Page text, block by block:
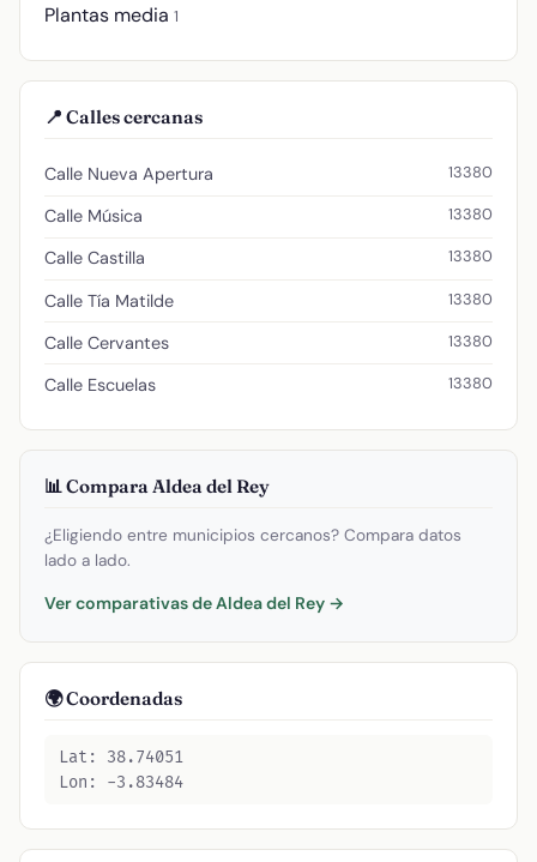
Plantas media 1
📍 Calles cercanas
Calle Nueva Apertura 13380
Calle Música 13380
Calle Castilla 13380
Calle Tía Matilde 13380
Calle Cervantes 13380
Calle Escuelas 13380
📊 Compara Aldea del Rey
¿Eligiendo entre municipios cercanos? Compara datos
lado a lado.
Ver comparativas de Aldea del Rey →
🌍 Coordenadas
Lat: 38.74051
Lon: -3.83484